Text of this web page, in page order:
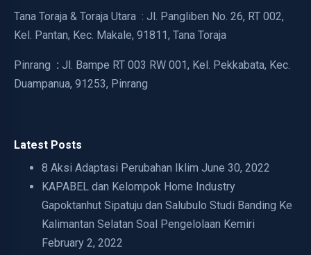
Tana Toraja & Toraja Utara : Jl. Pangliben No. 26, RT 002,
Kel. Pantan, Kec. Makale, 91811, Tana Toraja
Pinrang : Jl. Bampe RT 003 RW 001, Kel. Pekkabata, Kec.
Duampanua, 91253, Pinrang
Latest Posts
8 Aksi Adaptasi Perubahan Iklim June 30, 2022
KAPABEL dan Kelompok Home Industry
Gapoktanhut Sipatuju dan Salubulo Studi Banding Ke
Kalimantan Selatan Soal Pengelolaan Kemiri
February 2, 2022